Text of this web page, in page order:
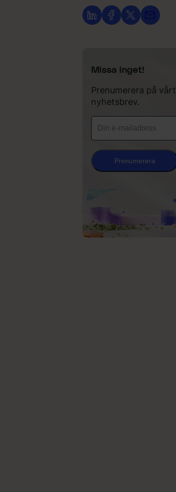
Missa inget!
Prenumerera på vårt
nyhetsbrev.
Prenumerera